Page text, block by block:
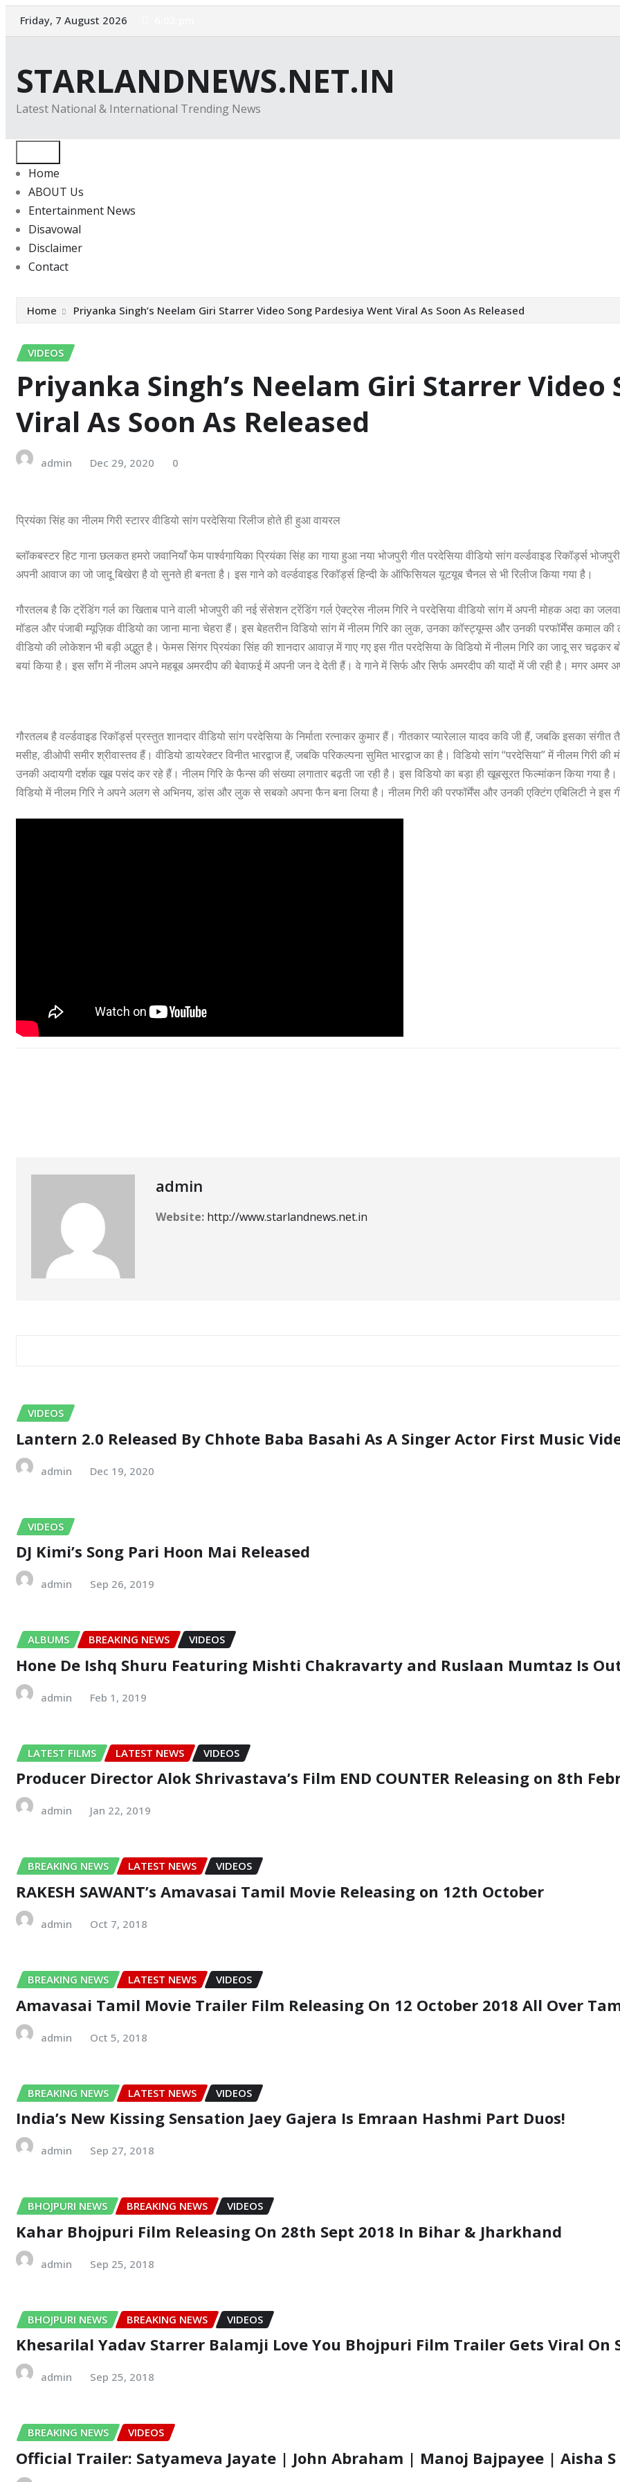
Skip
to
Friday, 7 August 2026
STARLANDNEWS.NET.IN
Latest National & International Trending News
Home
ABOUT Us
Entertainment News
Disavowal
Disclaimer
Contact
Home Priyanka Singh’s Neelam Giri Starrer Video Song Pardesiya Went Viral As Soon As Released
VIDEOS
Priyanka Singh’s Neelam Giri Starrer Video
Viral As Soon As Released
admin Dec 29, 2020 0
प्रियंका सिंह का नीलम गिरी स्टारर वीडियो सांग परदेसिया रिलीज होते ही हुआ वायरल
ब्लॉकबस्टर हिट गाना छलकत हमरो जवानियाँ फेम पार्श्वगायिका प्रियंका सिंह का गाया हुआ नया भोजपुरी गीत परदेसिया वीडियो सांग वर्ल्डवाइड
अपनी आवाज का जो जादू बिखेरा है वो सुनते ही बनता है। इस गाने को वर्ल्डवाइड रिकॉर्ड्स हिन्दी के ऑफिसियल यूटयूब चैनल से भी रिलीज किया गया है।
गौरतलब है कि ट्रेंडिंग गर्ल का खिताब पाने वाली भोजपुरी की नई सेंसेशन ट्रेंडिंग गर्ल ऐक्ट्रेस नीलम गिरि ने परदेसिया वीडियो सांग में अपनी मोहक अदा का
मॉडल और पंजाबी म्यूज़िक वीडियो का जाना माना चेहरा हैं। इस बेहतरीन विडियो सांग में नीलम गिरि का लुक, उनका कॉस्ट्यूम्स और उनकी परफॉर्मेंस कमाल
वीडियो की लोकेशन भी बड़ी अद्भुत है। फेमस सिंगर प्रियंका सिंह की शानदार आवाज़ में गाए गए इस गीत परदेसिया के विडियो में नीलम गिरि का जादू सर चढ़कर
बयां किया है। इस सॉंग में नीलम अपने महबूब अमरदीप की बेवाफई में अपनी जन दे देती हैं। वे गाने में सिर्फ और सिर्फ अमरदीप की यादों में जी रही है। मगर अमर
गौरतलब है वर्ल्डवाइड रिकॉर्ड्स प्रस्तुत शानदार वीडियो सांग परदेसिया के निर्माता रत्नाकर कुमार हैं। गीतकार प्यारेलाल यादव कवि जी हैं, जबकि इसका
मसीह, डीओपी समीर श्रीवास्तव हैं। वीडियो डायरेक्टर विनीत भारद्वाज हैं, जबकि परिकल्पना सुमित भारद्वाज का है। विडियो सांग “परदेसिया” में नीलम गिरी
उनकी अदायगी दर्शक खूब पसंद कर रहे हैं। नीलम गिरि के फैन्स की संख्या लगातार बढ़ती जा रही है। इस विडियो का बड़ा ही खूबसूरत फिल्मांकन किया गया
विडियो में नीलम गिरि ने अपने अलग से अभिनय, डांस और लुक से सबको अपना फैन बना लिया है। नीलम गिरी की परफॉर्मेंस और उनकी एक्टिंग एबिलिटी ने इस
admin
Website: http://www.starlandnews.net.in
VIDEOS
Lantern 2.0 Released By Chhote Baba Basahi As A Singer Actor First Music
admin Dec 19, 2020
VIDEOS
DJ Kimi’s Song Pari Hoon Mai Released
admin Sep 26, 2019
ALBUMS BREAKING NEWS VIDEOS
Hone De Ishq Shuru Featuring Mishti Chakravarty and Ruslaan Mumtaz Is
admin Feb 1, 2019
LATEST FILMS LATEST NEWS VIDEOS
Producer Director Alok Shrivastava’s Film END COUNTER Releasing on 8th
admin Jan 22, 2019
BREAKING NEWS LATEST NEWS VIDEOS
RAKESH SAWANT’s Amavasai Tamil Movie Releasing on 12th October
admin Oct 7, 2018
BREAKING NEWS LATEST NEWS VIDEOS
Amavasai Tamil Movie Trailer Film Releasing On 12 October 2018 All Over
admin Oct 5, 2018
BREAKING NEWS LATEST NEWS VIDEOS
India’s New Kissing Sensation Jaey Gajera Is Emraan Hashmi Part Duos!
admin Sep 27, 2018
BHOJPURI NEWS BREAKING NEWS VIDEOS
Kahar Bhojpuri Film Releasing On 28th Sept 2018 In Bihar & Jharkhand
admin Sep 25, 2018
BHOJPURI NEWS BREAKING NEWS VIDEOS
Khesarilal Yadav Starrer Balamji Love You Bhojpuri Film Trailer Gets Viral On
admin Sep 25, 2018
BREAKING NEWS VIDEOS
Official Trailer: Satyameva Jayate | John Abraham | Manoj Bajpayee | Aisha